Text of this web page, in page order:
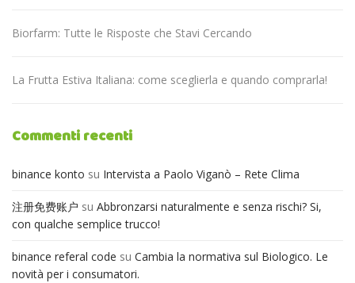
Biorfarm: Tutte le Risposte che Stavi Cercando
La Frutta Estiva Italiana: come sceglierla e quando comprarla!
Commenti recenti
binance konto su Intervista a Paolo Viganò – Rete Clima
注册免费账户 su Abbronzarsi naturalmente e senza rischi? Si,
con qualche semplice trucco!
binance referal code su Cambia la normativa sul Biologico. Le
novità per i consumatori.